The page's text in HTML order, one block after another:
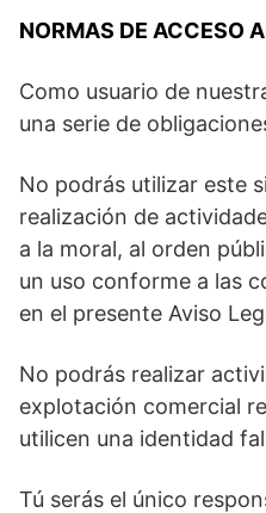
NORMAS DE ACCESO
Como usuario de
una serie de
No podrás utilizar este
realización de
a la moral, al orden
un uso conforme a las
en el presente Aviso
No podrás realizar
explotación comercial
utilicen una identidad
Tú serás el único